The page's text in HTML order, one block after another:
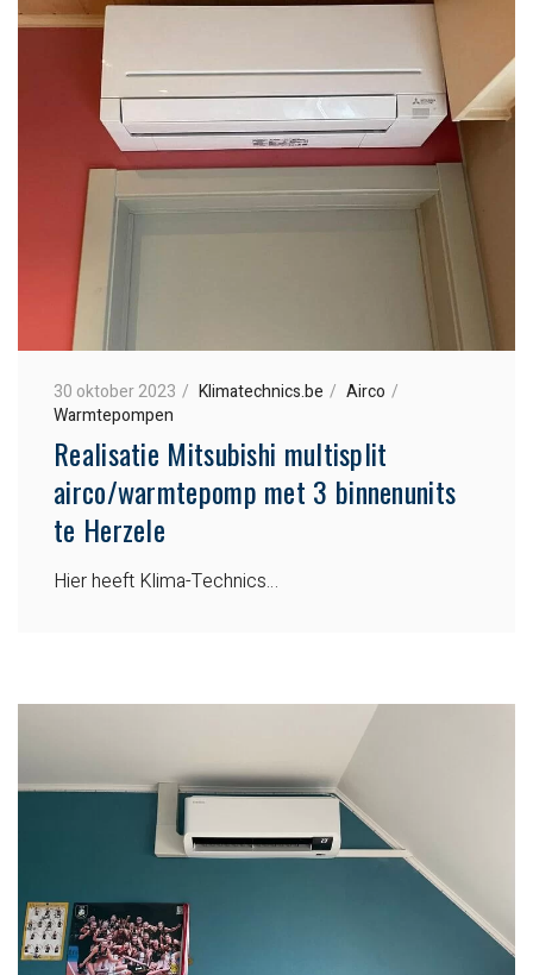
30 oktober 2023 Klimatechnics.be
Airco
Warmtepompen
Realisatie Mitsubishi multisplit
airco/warmtepomp met 3 binnenunits
te Herzele
Hier heeft Klima-Technics…